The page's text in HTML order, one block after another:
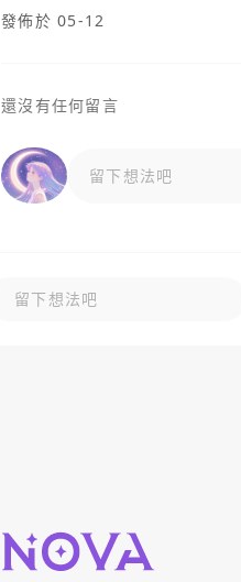
發佈於 05-12
還沒有任何留言
留下想法吧
留下想法吧